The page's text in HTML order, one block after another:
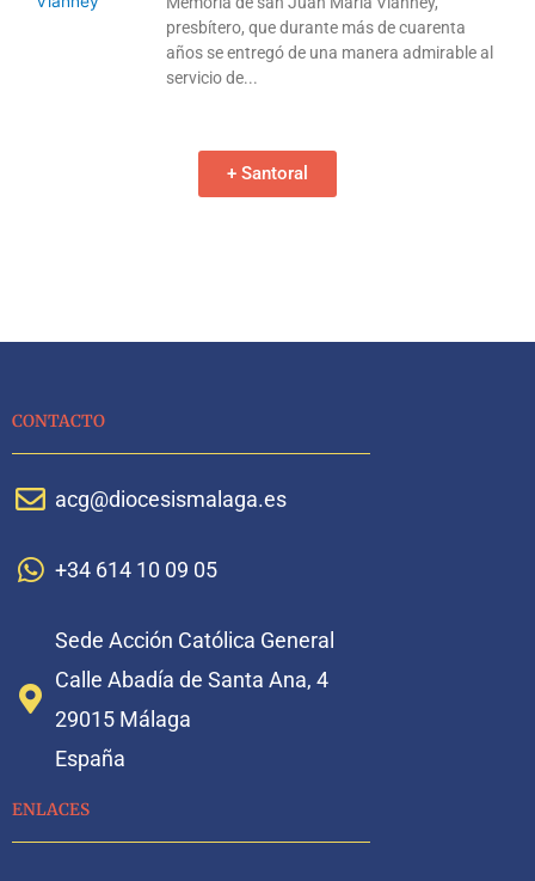
presbítero, que durante más de cuarenta
años se entregó de una manera admirable al
servicio de
+ Santoral
CONTACTO
acg@diocesismalaga.es
+34 614 10 09 05
Sede Acción Católica General
Calle Abadía de Santa Ana, 4
29015 Málaga
España
ENLACES